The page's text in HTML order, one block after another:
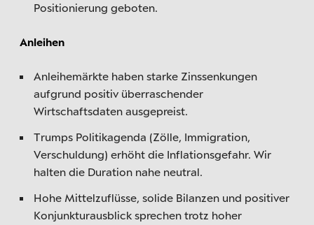
Positionierung geboten.
Anleihen
Anleihemärkte haben starke Zinssenkungen
aufgrund positiv überraschender
Wirtschaftsdaten ausgepreist.
Trumps Politikagenda (Zölle, Immigration,
Verschuldung) erhöht die Inflationsgefahr. Wir
halten die Duration nahe neutral.
Hohe Mittelzuflüsse, solide Bilanzen und positiver
Konjunkturausblick sprechen trotz hoher